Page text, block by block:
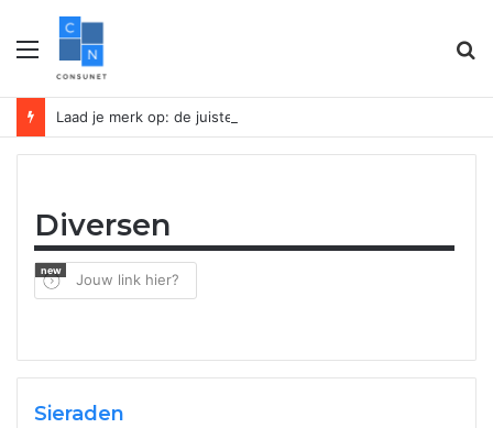
Menu
Diversen
Jouw link hier?
new
Sieraden